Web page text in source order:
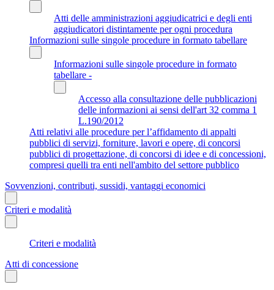
Atti delle amministrazioni aggiudicatrici e degli enti
aggiudicatori distintamente per ogni procedura
Informazioni sulle singole procedure in formato tabellare
Informazioni sulle singole procedure in formato
tabellare -
Accesso alla consultazione delle pubblicazioni
delle informazioni ai sensi dell'art 32 comma 1
L.190/2012
Atti relativi alle procedure per l’affidamento di appalti
pubblici di servizi, forniture, lavori e opere, di concorsi
pubblici di progettazione, di concorsi di idee e di concessioni,
compresi quelli tra enti nell'ambito del settore pubblico
Sovvenzioni, contributi, sussidi, vantaggi economici
Criteri e modalità
Criteri e modalità
Atti di concessione